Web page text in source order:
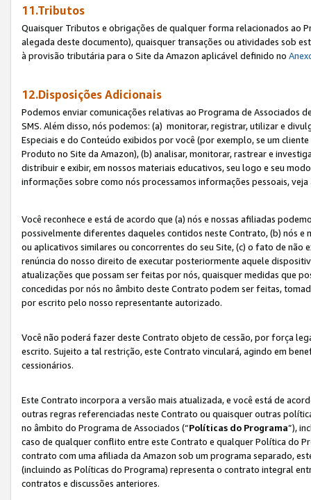
11.Tributos
Quaisquer Tributos e obrigações de qualquer forma relacionados ao
alegada deste documento), quaisquer transações ou atividades sob
à provisão tributária para o Site da Amazon aplicável definido no
12.Disposições Adicionais
Podemos enviar comunicações relativas ao Programa de Associados
SMS. Além disso, nós podemos: (a) monitorar, registrar, utilizar e
Especiais e do Conteúdo exibidos por você (por exemplo, se um
Produto no Site da Amazon), (b) analisar, monitorar, rastrear e
distribuir e exibir, em nossos materiais educativos, seu logo e seu
informações sobre como nós processamos informações pessoais,
Você reconhece e está de acordo que (a) nós e nossas afiliadas
possivelmente diferentes daqueles contidos neste Contrato, (b) nós
ou aplicativos similares ou concorrentes do seu Site, (c) o fato de
renúncia do nosso direito de executar posteriormente aquele
atualizações que possam ser feitas por nós, quaisquer medidas que
concedidas por nós no âmbito deste Contrato podem ser feitas,
por escrito pelo nosso representante autorizado.
Você não poderá fazer deste Contrato objeto de cessão, por força
escrito. Sujeito a tal restrição, este Contrato vinculará, agindo em
cessionários.
Este Contrato incorpora a versão mais atualizada, e você está de
outras regras referenciadas neste Contrato ou quaisquer outras
no âmbito do Programa de Associados (“Políticas do Programa”),
caso de qualquer conflito entre este Contrato e qualquer Política do
contrato com uma afiliada da Amazon sob um programa separado,
(incluindo as Políticas do Programa) representa o contrato integral
contratos e discussões anteriores.